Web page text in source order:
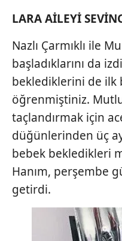
LARAAİLEYİ
Nazlı Çarmıklı ile
başladıklarını da
beklediklerini de ilk
öğrenmiştiniz.
taçlandırmak için
düğünlerinden üç
bebek bekledikleri
Hanım, perşembe
getirdi.